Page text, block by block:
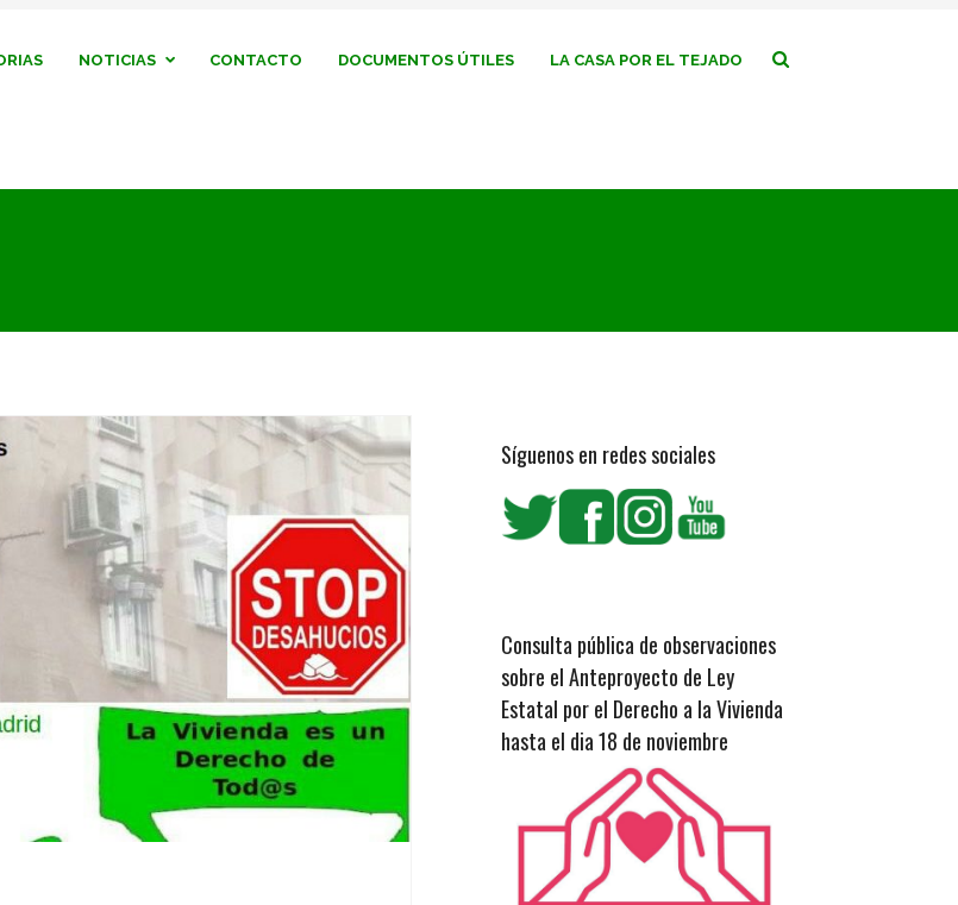
NOTICIAS CONTACTO DOCUMENTOS ÚTILES LA CASA POR EL TEJADO
Síguenos en redes sociales
Consulta pública de observaciones
sobre el Anteproyecto de Ley
Estatal por el Derecho a la Vivienda
hasta el dia 18 de noviembre